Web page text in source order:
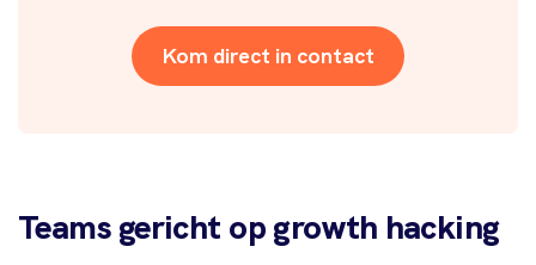
Kom direct in contact
Teams gericht op growth hacking